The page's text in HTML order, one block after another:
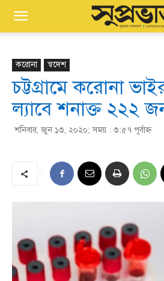
করোনা স্বদেশ
চট্টগ্রামে করোনা
ল্যাবে শনাক্ত ২২২
শনিবার, জুন ১৩, ২০২০; সময় : ৩:৫৭ পূর্বাহ্ণ